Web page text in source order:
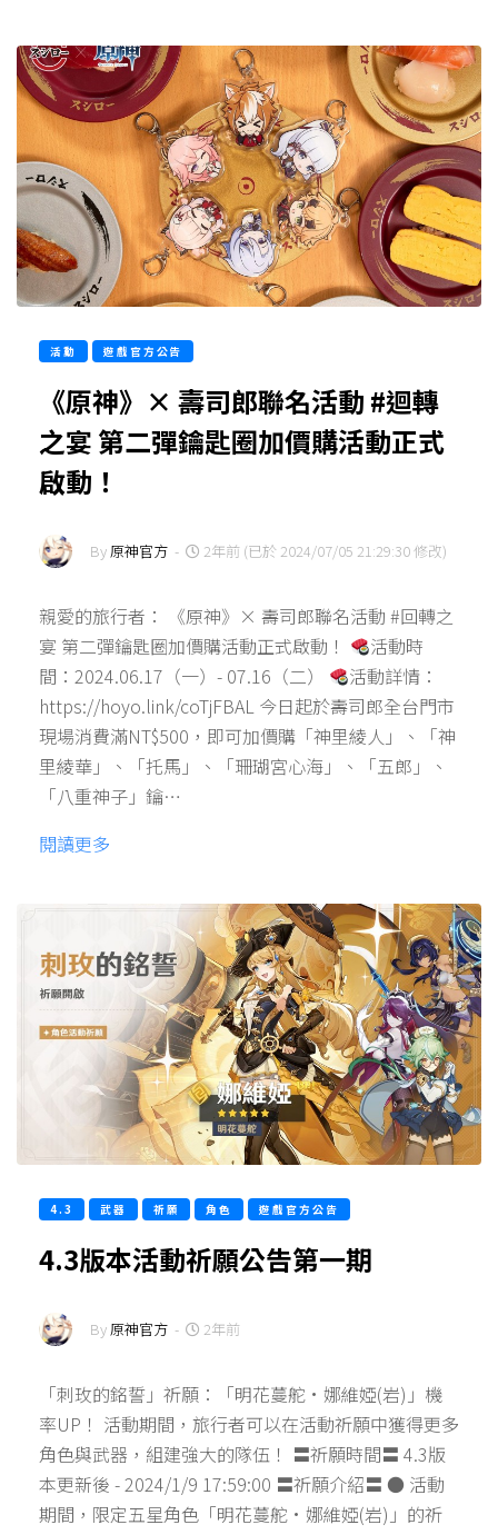
活動 遊戲官方公告
《原神》× 壽司郎聯名活動 #迴轉
之宴 第二彈鑰匙圈加價購活動正式
啟動！
By原神官方 - 2年前 (已於 2024/07/05 21:29:30 修改)
親愛的旅行者： 《原神》× 壽司郎聯名活動 #回轉之
宴 第二彈鑰匙圈加價購活動正式啟動！
活動時
間：2024.06.17（一）- 07.16（二）
活動詳情：
https://hoyo.link/coTjFBAL 今日起於壽司郎全台門市
現場消費滿NT$500，即可加價購「神里綾人」、「神
里綾華」、「托馬」、「珊瑚宮心海」、「五郎」、
「八重神子」鑰…
閱讀更多
4.3 武器 祈願 角色 遊戲官方公告
4.3版本活動祈願公告第一期
By原神官方 - 2年前
「刺玫的銘誓」祈願：「明花蔓舵·娜維婭(岩)」機
率UP！ 活動期間，旅行者可以在活動祈願中獲得更多
角色與武器，組建強大的隊伍！ 〓祈願時間〓 4.3版
本更新後 - 2024/1/9 17:59:00 〓祈願介紹〓 ● 活動
期間，限定五星角色「明花蔓舵·娜維婭(岩)」的祈